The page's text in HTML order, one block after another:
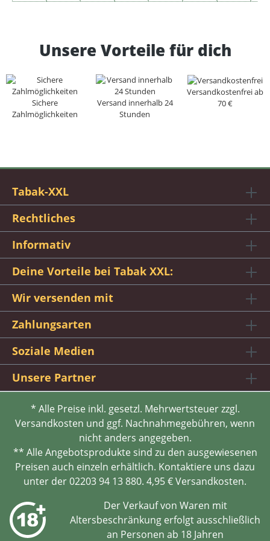
Unsere Vorteile für dich
Sichere
Zahlmöglichkeiten
Versand innerhalb 24
Stunden
Versandkostenfrei ab
70 €
Tabak-XXL
Rechtliches
Informativ
Deine Vorteile bei Tabak XXL:
Wir versenden mit
Zahlungsarten
Soziale Medien
Unsere Partner
* Alle Preise inkl. gesetzl. Mehrwertsteuer zzgl.
Versandkosten und ggf. Nachnahmegebühren, wenn
nicht anders angegeben.
** Alle Angebotsprodukte sind zu den ausgewiesenen
Preisen auch einzeln erhältlich. Kontaktiere uns dazu
unter der 02203 94 13 880. 4,95 € Versandkosten.
Der Verkauf von Waren mit
Altersbeschränkung erfolgt ausschließlich
an Personen ab 18 Jahren